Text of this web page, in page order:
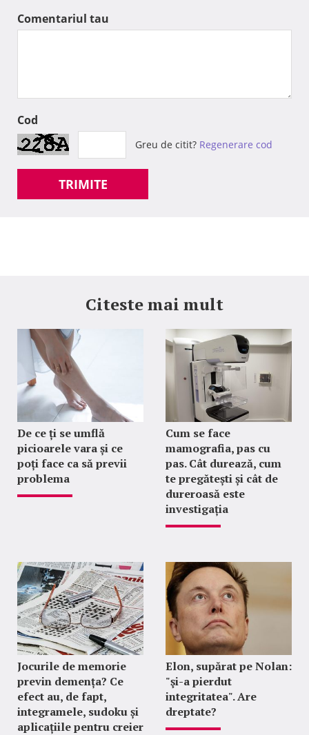
Comentariul tau
Cod
Greu de citit? Regenerare cod
TRIMITE
Citeste mai mult
De ce ți se umflă
picioarele vara și ce
poți face ca să previi
problema
Cum se face
mamografia, pas cu
pas. Cât durează, cum
te pregătești și cât de
dureroasă este
investigația
Jocurile de memorie
previn demența? Ce
efect au, de fapt,
integramele, sudoku și
aplicațiile pentru creier
Elon, supărat pe Nolan:
"şi-a pierdut
integritatea". Are
dreptate?